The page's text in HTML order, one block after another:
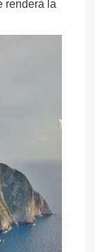
renderà la